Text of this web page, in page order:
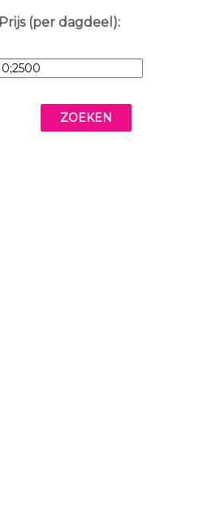
Prijs (per dagdeel):